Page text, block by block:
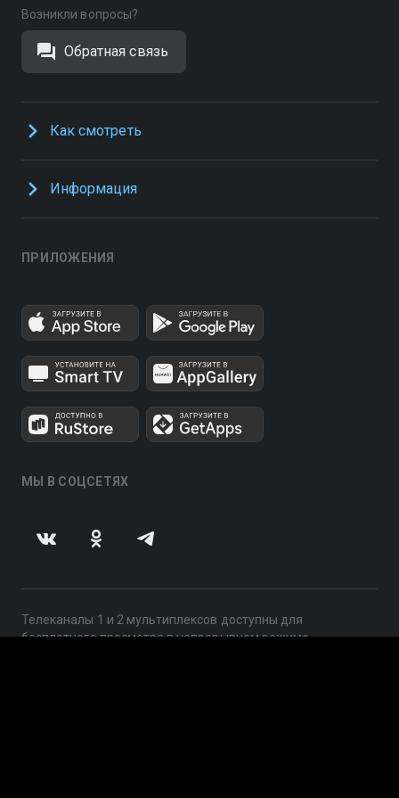
Возникли вопросы?
Обратная связь
Как смотреть
Информация
ПРИЛОЖЕНИЯ
МЫ В СОЦСЕТЯХ
Телеканалы 1 и 2 мультиплексов доступны для
бесплатного просмотра в непрерывном режиме,